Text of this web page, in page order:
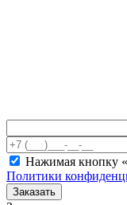
Нажимая кнопку
Политики
Заказать